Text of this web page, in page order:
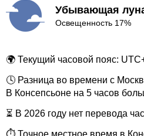
Убывающая
Освещенность 17%
🌍 Текущий часовой пояс:
🕓 Разница во времени с
В Консепсьоне на 5 часов
⏳ В 2026 году нет перевода
⏱ Точное местное время в